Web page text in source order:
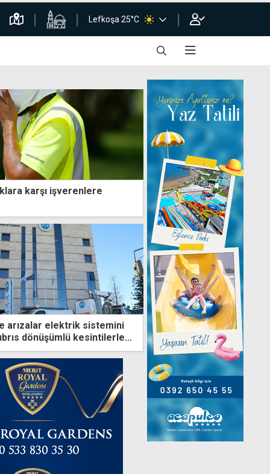
Lefkoşa 25°C
karşı işverenlere
arızalar elektrik sistemini
dönüşümlü kesintilerle